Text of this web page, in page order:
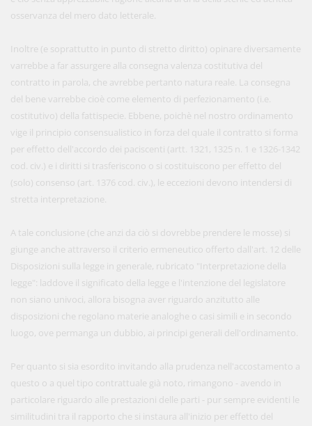
osservanza del mero dato letterale.
Inoltre (e soprattutto in punto di stretto diritto) opinare diversamente
varrebbe a far assurgere alla consegna valenza costitutiva del
contratto in parola, che avrebbe pertanto natura reale. La consegna
del bene varrebbe cioè come elemento di perfezionamento (i.e.
costitutivo) della fattispecie. Ebbene, poichè nel nostro ordinamento
vige il principio consensualistico in forza del quale il contratto si forma
per effetto dell'accordo dei paciscenti (artt. 1321, 1325 n. 1 e 1326-1342
cod. civ.) e i diritti si trasferiscono o si costituiscono per effetto del
(solo) consenso (art. 1376 cod. civ.), le eccezioni devono intendersi di
stretta interpretazione.
A tale conclusione (che anzi da ciò si dovrebbe prendere le mosse) si
giunge anche attraverso il criterio ermeneutico offerto dall'art. 12 delle
Disposizioni sulla legge in generale, rubricato "Interpretazione della
legge": laddove il significato della legge e l'intenzione del legislatore
non siano univoci, allora bisogna aver riguardo anzitutto alle
disposizioni che regolano materie analoghe o casi simili e in secondo
luogo, ove permanga un dubbio, ai principi generali dell'ordinamento.
Per quanto si sia esordito invitando alla prudenza nell'accostamento a
questo o a quel tipo contrattuale già noto, rimangono - avendo in
particolare riguardo alle prestazioni delle parti - pur sempre evidenti le
similitudini tra il rapporto che si instaura all'inizio per effetto del